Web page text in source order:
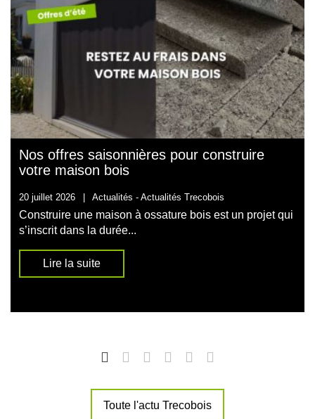
Nos offres saisonnières pour construire
votre maison bois
20 juillet 2026 Actualités - Actualités Trecobois
Construire une maison à ossature bois est un projet qui
s’inscrit dans la durée...
Lire la suite
Toute l'actu Trecobois